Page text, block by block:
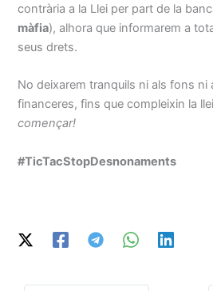
contrària a la Llei per part de la
màfia), alhora que informarem a
seus drets.
No deixarem tranquils ni als fons ni
financeres, fins que compleixin la
començar!
#TicTacStopDesnonaments